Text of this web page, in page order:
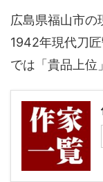
広島県福山市の
1942年現代刀
では「貴品上位